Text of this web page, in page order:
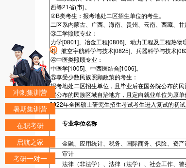
西等21省(市)。
②B类考生：报考地处二区招生单位的考生。
二区系内蒙古、广西、海南、贵州、云南、西藏、甘
③工学照顾专业：
力学[0801]、冶金工程[0806]、动力工程及工程热
4]、航空宇航科学与技术[0825]、兵器科学与技术
④中医类照顾专业：
中医学[1005]、中西医结合[1006]。
⑤享受少数民族照顾政策的考生：
报考地处二区招生单位，且毕业后在国务院公布的
院公布的民族区域自治地方，且定向就业单位为原
2022年全国硕士研究生招生考试考生进入复试的初
专业学位名称
金融、应用统计、税务、国际商务、保险、资产
审计
法律（非法学）、法律（法学）、社会工作、警
冲刺集训营
暑期集训营
在职考研
启航之家
考研一对一